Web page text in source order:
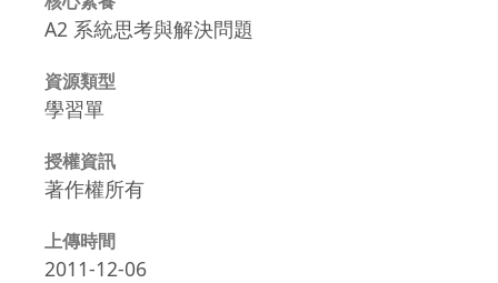
A2 系統思考與解決問題
資源類型
學習單
授權資訊
著作權所有
上傳時間
2011-12-06